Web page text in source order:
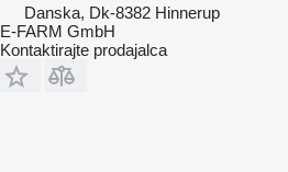
Danska, Dk-8382 Hinnerup
E-FARM GmbH
Kontaktirajte prodajalca